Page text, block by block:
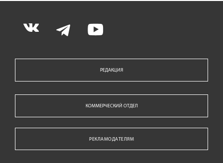
РЕДАКЦИЯ
КОММЕРЧЕСКИЙ ОТДЕЛ
РЕКЛАМОДАТЕЛЯМ